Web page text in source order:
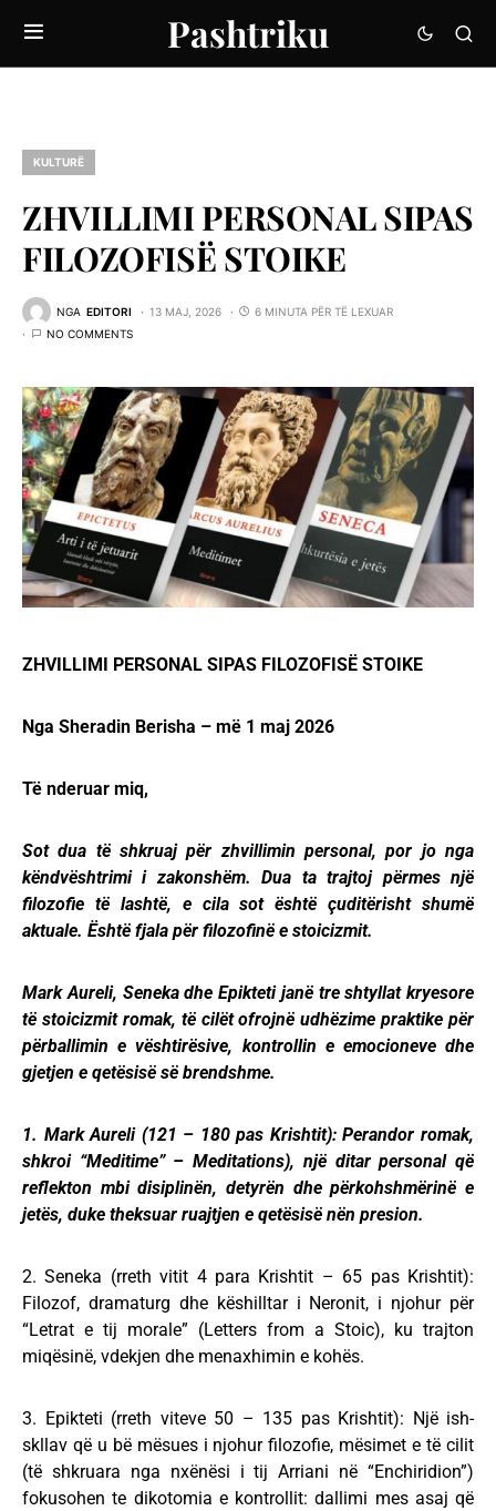
Pashtriku
KULTURË
ZHVILLIMI PERSONAL SIPAS
FILOZOFISË STOIKE
NGA EDITORI 13 MAJ, 2026
6 MINUTA PËR TË LEXUAR
NO COMMENTS
ZHVILLIMI PERSONAL SIPAS FILOZOFISË STOIKE
Nga Sheradin Berisha – më 1 maj 2026
Të nderuar miq,
Sot dua të shkruaj për zhvillimin personal, por jo nga
këndvështrimi i zakonshëm. Dua ta trajtoj përmes një
filozofie të lashtë, e cila sot është çuditërisht shumë
aktuale. Është fjala për filozofinë e stoicizmit.
Mark Aureli, Seneka dhe Epikteti janë tre shtyllat kryesore
të stoicizmit romak, të cilët ofrojnë udhëzime praktike për
përballimin e vështirësive, kontrollin e emocioneve dhe
gjetjen e qetësisë së brendshme.
1. Mark Aureli (121 – 180 pas Krishtit): Perandor romak,
shkroi “Meditime” – Meditations), një ditar personal që
reflekton mbi disiplinën, detyrën dhe përkohshmërinë e
jetës, duke theksuar ruajtjen e qetësisë nën presion.
2. Seneka (rreth vitit 4 para Krishtit – 65 pas Krishtit):
Filozof, dramaturg dhe këshilltar i Neronit, i njohur për
“Letrat e tij morale” (Letters from a Stoic), ku trajton
miqësinë, vdekjen dhe menaxhimin e kohës.
3. Epikteti (rreth viteve 50 – 135 pas Krishtit): Një ish-
skllav që u bë mësues i njohur filozofie, mësimet e të cilit
(të shkruara nga nxënësi i tij Arriani në “Enchiridion”)
fokusohen te dikotomia e kontrollit: dallimi mes asaj që